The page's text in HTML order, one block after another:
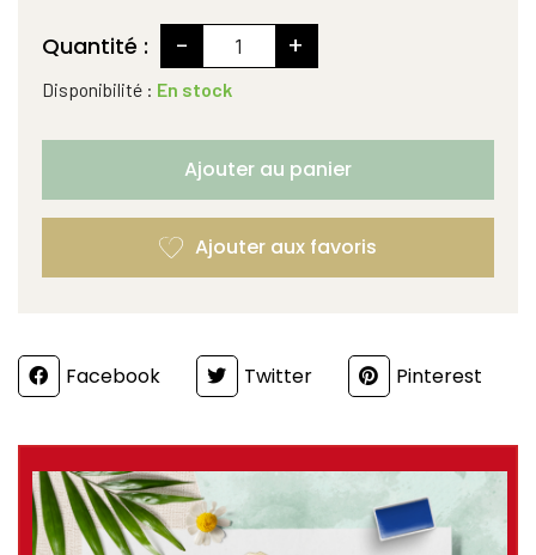
Quantité : - +
Disponibilité : En stock
Ajouter au panier
PartagerFacebook Twitter Pinterest